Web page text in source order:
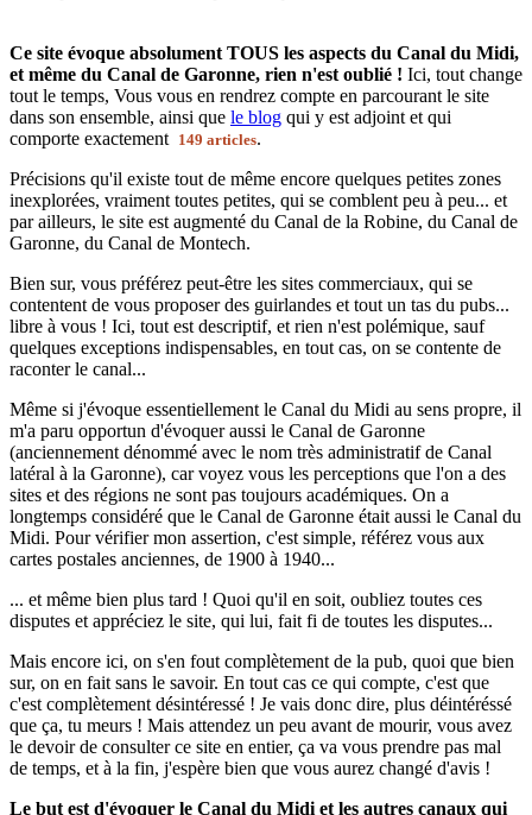
Ce site évoque absolument TOUS les aspects du Canal du Midi,
et même du Canal de Garonne, rien n'est oublié ! Ici, tout change
tout le temps, Vous vous en rendrez compte en parcourant le site
dans son ensemble, ainsi que le blog qui y est adjoint et qui
comporte exactement
149 articles.
Précisions qu'il existe tout de même encore quelques petites zones
inexplorées, vraiment toutes petites, qui se comblent peu à peu... et
par ailleurs, le site est augmenté du Canal de la Robine, du Canal de
Garonne, du Canal de Montech.
Bien sur, vous préférez peut-être les sites commerciaux, qui se
contentent de vous proposer des guirlandes et tout un tas du pubs...
libre à vous ! Ici, tout est descriptif, et rien n'est polémique, sauf
quelques exceptions indispensables, en tout cas, on se contente de
raconter le canal...
Même si j'évoque essentiellement le Canal du Midi au sens propre, il
m'a paru opportun d'évoquer aussi le Canal de Garonne
(anciennement dénommé avec le nom très administratif de Canal
latéral à la Garonne), car voyez vous les perceptions que l'on a des
sites et des régions ne sont pas toujours académiques. On a
longtemps considéré que le Canal de Garonne était aussi le Canal du
Midi. Pour vérifier mon assertion, c'est simple, référez vous aux
cartes postales anciennes, de 1900 à 1940...
... et même bien plus tard ! Quoi qu'il en soit, oubliez toutes ces
disputes et appréciez le site, qui lui, fait fi de toutes les disputes...
Mais encore ici, on s'en fout complètement de la pub, quoi que bien
sur, on en fait sans le savoir. En tout cas ce qui compte, c'est que
c'est complètement désintéressé ! Je vais donc dire, plus déintéréssé
que ça, tu meurs ! Mais attendez un peu avant de mourir, vous avez
le devoir de consulter ce site en entier, ça va vous prendre pas mal
de temps, et à la fin, j'espère bien que vous aurez changé d'avis !
Le but est d'évoquer le Canal du Midi et les autres canaux qui